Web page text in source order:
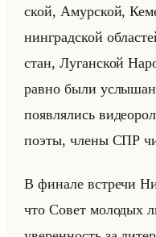
ской, Амур­ской,
нин­град­ской
стан, Лу­ган­ской
равно были
по­яв­ля­лись
поэты, члены СПР
В фи­на­ле встре­чи
что Совет мо­ло­дых